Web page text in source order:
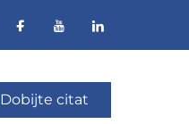
Dobijte citat